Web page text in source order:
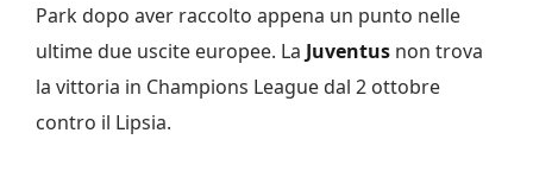
Park dopo aver raccolto appena un punto nelle
ultime due uscite europee. La Juventus non trova
la vittoria in Champions League dal 2 ottobre
contro il Lipsia.